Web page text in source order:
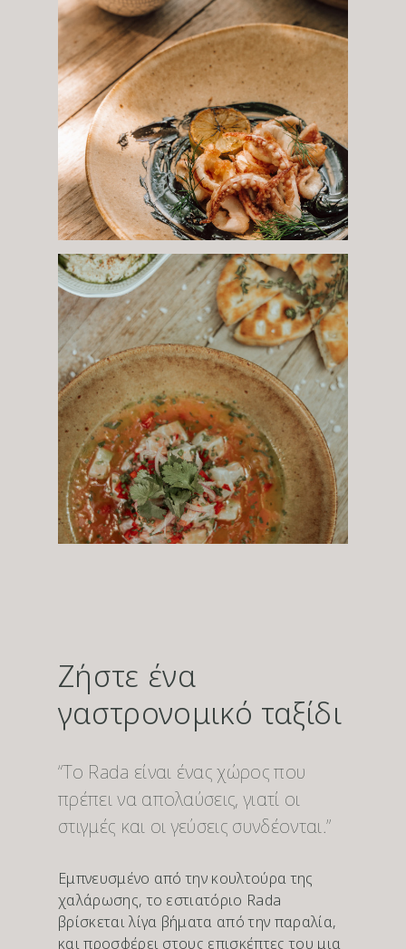
Ζήστε ένα
γαστρονομικό ταξίδι
“Το Rada είναι ένας χώρος που
πρέπει να απολαύσεις, γιατί οι
στιγμές και οι γεύσεις συνδέονται.”
Εμπνευσμένο από την κουλτούρα της
χαλάρωσης, το εστιατόριο Rada
βρίσκεται λίγα βήματα από την παραλία,
και προσφέρει στους επισκέπτες του μια